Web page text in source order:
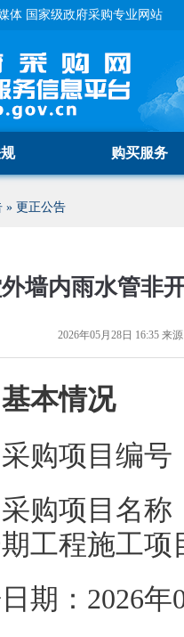
体 国家级政府采购专业网站
购买服务
» 更正公告
墙内雨水管非
2026年05月28日 16:35 来
本情况
采购项
购项目名
一期工
日期：